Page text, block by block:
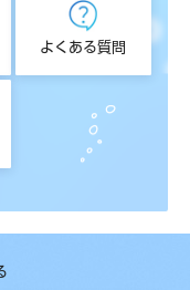
よくある質問